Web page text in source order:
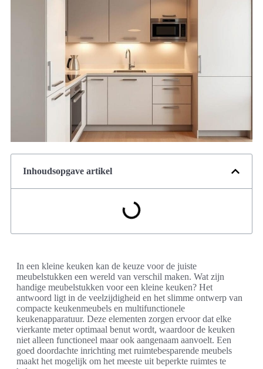
Inhoudsopgave artikel
In een kleine keuken kan de keuze voor de juiste
meubelstukken een wereld van verschil maken. Wat zijn
handige meubelstukken voor een kleine keuken? Het
antwoord ligt in de veelzijdigheid en het slimme ontwerp van
compacte keukenmeubels en multifunctionele
keukenapparatuur. Deze elementen zorgen ervoor dat elke
vierkante meter optimaal benut wordt, waardoor de keuken
niet alleen functioneel maar ook aangenaam aanvoelt. Een
goed doordachte inrichting met ruimtebesparende meubels
maakt het mogelijk om het meeste uit beperkte ruimtes te